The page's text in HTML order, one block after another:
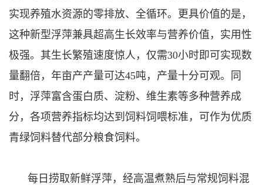
实现养殖水资源的零排放、全循环。更具价值的是，
这种新型浮萍兼具超高生长效率与营养价值，实用性
极强。其生长繁殖速度惊人，仅需30小时即可实现数
量翻倍，年亩产产量可达45吨，产量十分可观。同
时，浮萍富含蛋白质、淀粉、维生素等多种营养成
分，各项营养指标均达到饲料饲喂标准，可作为优质
青绿饲料替代部分粮食饲料。
每日捞取新鲜浮萍，经高温煮熟后与常规饲料混